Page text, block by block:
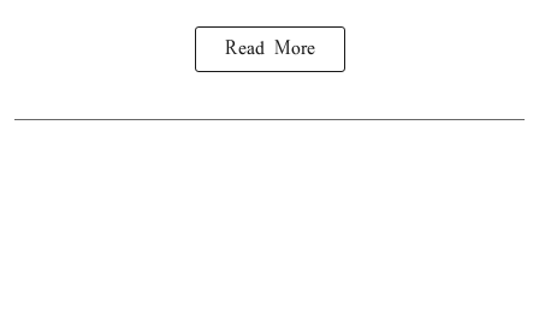
Read More